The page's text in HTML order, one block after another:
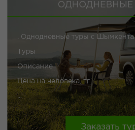
ОДНОДНЕВНЫЕ
. Однодневные туры с Шымкента
Туры
Описание
Цена на человека, тг
...
Заказать